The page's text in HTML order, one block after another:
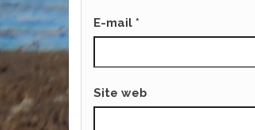
E-mail *
Site web